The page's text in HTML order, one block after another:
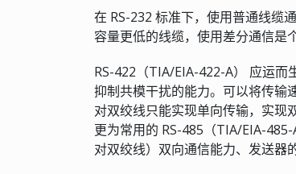
在 RS-232 标准下，使用普通线缆
容量更低的线缆，使用差分通信是
RS-422（TIA/EIA-422-A） 应运
抑制共模干扰的能力。可以将传输
对双绞线只能实现单向传输，实现
更为常用的 RS-485（TIA/EIA-
对双绞线）双向通信能力、发送器